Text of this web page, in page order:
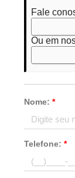
Fale
Ou em
Nome:*
Telefone:*